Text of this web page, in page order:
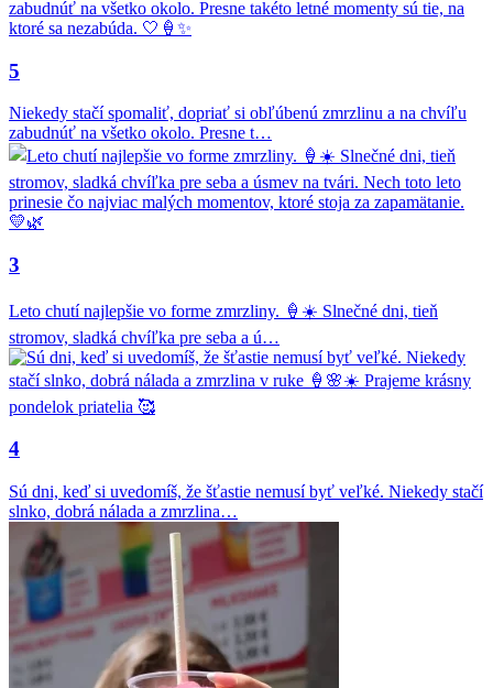
5
Niekedy stačí spomaliť, dopriať si obľúbenú zmrzlinu a na chvíľu
zabudnúť na všetko okolo. Presne t…
3
Leto chutí najlepšie vo forme zmrzliny. 🍦☀️ Slnečné dni, tieň
stromov, sladká chvíľka pre seba a ú…
4
Sú dni, keď si uvedomíš, že šťastie nemusí byť veľké. Niekedy stačí
slnko, dobrá nálada a zmrzlina…